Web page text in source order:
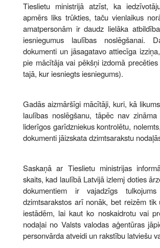
Tieslietu ministrijā atzīst, ka
apmērs liks trūkties, taču vienlaikus
amatpersonām ir daudz lielāka
iesniegumus laulības noslēgšanai.
dokumenti un jāsagatavo attiecīga
pie mācītāja vai pēkšņi izdomā
tajā, kur iesniegts iesniegums).
Gadās aizmāršīgi mācītāji, kuri, kā
laulības noslēgšanu, tāpēc nav
liderīgos garīdzniekus kontrolētu,
dokumenti jāizskata dzimtsarakstu
Saskaņā ar Tieslietu ministrijas
skaits, kad laulībā Latvijā izlemj doties
dokumentiem ir vajadzīgs
dzimtsarakstos arī nonāk, bet reizēm
iestādēm, lai kaut ko noskaidrotu vai
nodaļai no Valsts valodas aģentūras
personvārda atveidi un rakstību latviešu